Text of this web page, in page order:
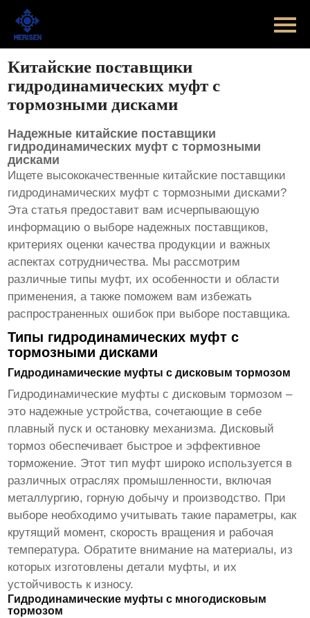
Главная
Новости
Оборудование завода
Контакты
О Нас
Китайские поставщики
гидродинамических муфт с
тормозными дисками
Надежные китайские поставщики
гидродинамических муфт с тормозными
дисками
Ищете высококачественные китайские поставщики
гидродинамических муфт с тормозными дисками?
Эта статья предоставит вам исчерпывающую
информацию о выборе надежных поставщиков,
критериях оценки качества продукции и важных
аспектах сотрудничества. Мы рассмотрим
различные типы муфт, их особенности и области
применения, а также поможем вам избежать
распространенных ошибок при выборе поставщика.
Типы гидродинамических муфт с
тормозными дисками
Гидродинамические муфты с дисковым тормозом
Гидродинамические муфты с дисковым тормозом –
это надежные устройства, сочетающие в себе
плавный пуск и остановку механизма. Дисковый
тормоз обеспечивает быстрое и эффективное
торможение. Этот тип муфт широко используется в
различных отраслях промышленности, включая
металлургию, горную добычу и производство. При
выборе необходимо учитывать такие параметры, как
крутящий момент, скорость вращения и рабочая
температура. Обратите внимание на материалы, из
которых изготовлены детали муфты, и их
устойчивость к износу.
Гидродинамические муфты с многодисковым
тормозом